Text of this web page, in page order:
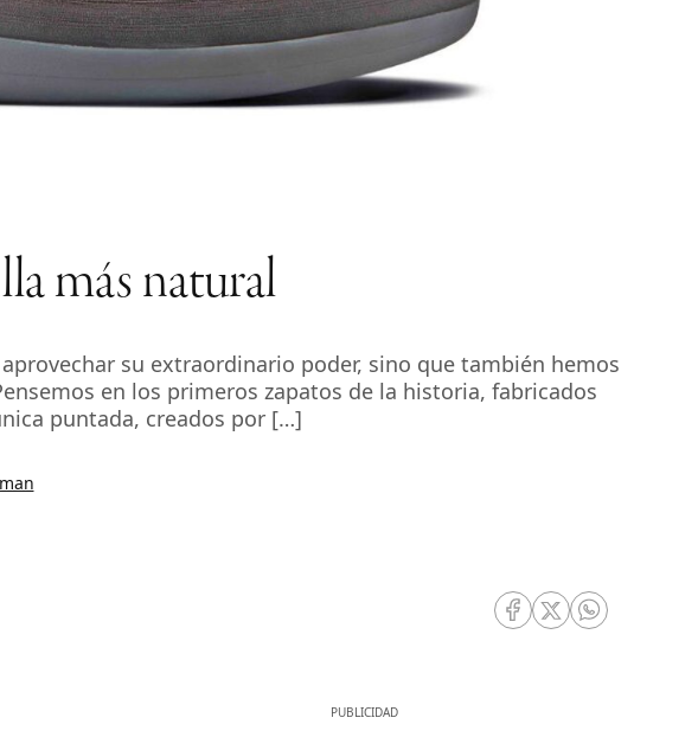
más natural
su extraordinario poder, sino que también hemos
en los primeros zapatos de la historia, fabricados
puntada, creados por […]
RRSS Facebook
RRSS Twitter
RRSS